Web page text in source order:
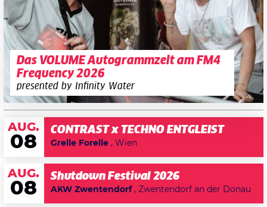
Das VOLUME Autogrammzelt am FM4
Frequency 2026
presented by Infinity Water
AUG.
08
CONTRAST x TECHNO ENTGLEIST
Grelle Forelle , Wien
AUG.
08
Shutdown Festival 2026
AKW Zwentendorf, Zwentendorf an der Donau